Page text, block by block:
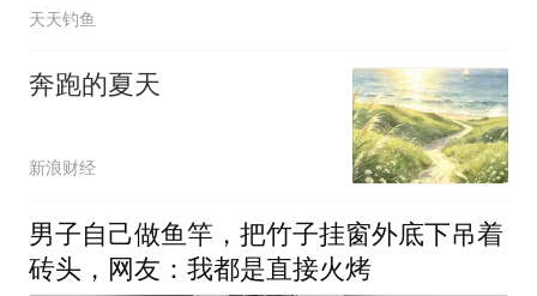
天天钓鱼
奔跑的夏天
新浪财经
男子自己做鱼竿，把竹子挂窗外底下吊着
砖头，网友：我都是直接火烤